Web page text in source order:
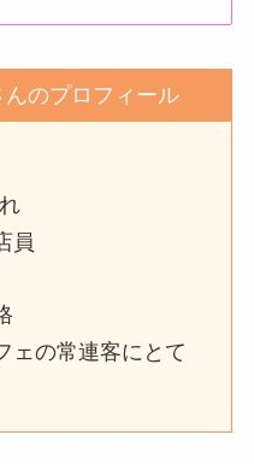
のプロフィール
員
ェの常連客にとて